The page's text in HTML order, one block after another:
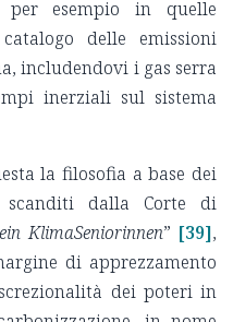
per esempio in quelle
delle emissioni
includendovi i gas serra
inerziali sul sistema
la filosofia a base dei
scanditi dalla Corte di
KlimaSeniorinnen” [39],
di apprezzamento
dei poteri in